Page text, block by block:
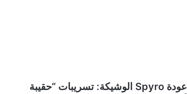
عودة Spyro الوشيكة: تسريبات “حقيبة